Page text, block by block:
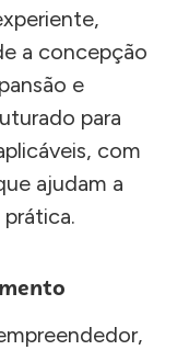
a concepção
e
para
com
ajudam a